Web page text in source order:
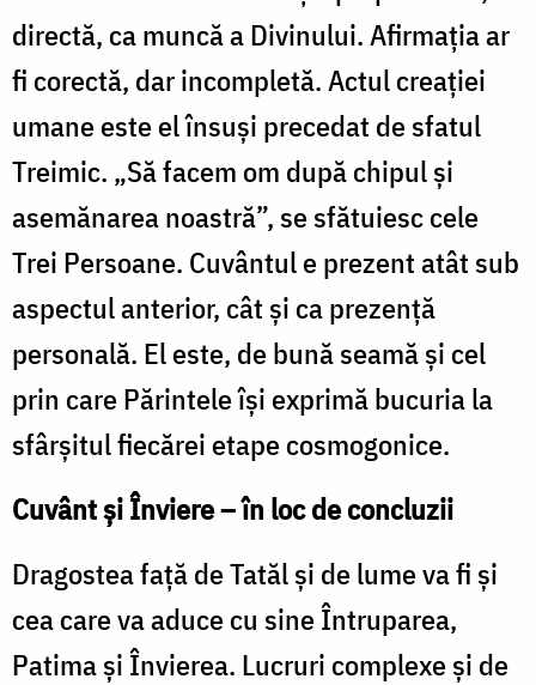
directă, ca muncă a Divinului. Afirmația ar
fi corectă, dar incompletă. Actul creației
umane este el însuși precedat de sfatul
Treimic. „Să facem om după chipul și
asemănarea noastră”, se sfătuiesc cele
Trei Persoane. Cuvântul e prezent atât sub
aspectul anterior, cât și ca prezență
personală. El este, de bună seamă și cel
prin care Părintele își exprimă bucuria la
sfârșitul fiecărei etape cosmogonice.
Cuvânt și Înviere – în loc de concluzii
Dragostea față de Tatăl și de lume va fi și
cea care va aduce cu sine Întruparea,
Patima și Învierea. Lucruri complexe și de